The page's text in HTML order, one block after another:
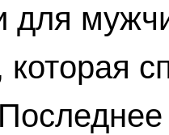
для
которая